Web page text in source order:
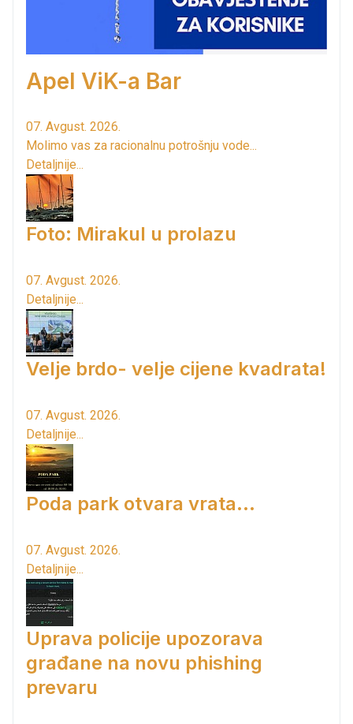
Apel ViK-a Bar
07. Avgust. 2026.
Molimo vas za racionalnu potrošnju vode...
Detaljnije...
Foto: Mirakul u prolazu
07. Avgust. 2026.
Detaljnije...
Velje brdo- velje cijene kvadrata!
07. Avgust. 2026.
Detaljnije...
Poda park otvara vrata...
07. Avgust. 2026.
Detaljnije...
Uprava policije upozorava
građane na novu phishing
prevaru